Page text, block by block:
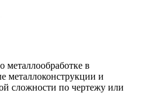
в
металлоконструкции и
сложности по чертежу или